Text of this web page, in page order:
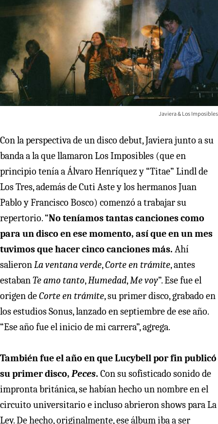
Javiera & Los Imposibles
Con la perspectiva de un disco debut, Javiera junto a su
banda a la que llamaron Los Imposibles (que en
principio tenía a Álvaro Henríquez y “Titae” Lindl de
Los Tres, además de Cuti Aste y los hermanos Juan
Pablo y Francisco Bosco) comenzó a trabajar su
repertorio. “No teníamos tantas canciones como
para un disco en ese momento, así que en un mes
tuvimos que hacer cinco canciones más. Ahí
salieronLa ventana verde,Corte en trámite, antes
estabanTe amo tanto,Humedad,Me voy”. Ese fue el
origen deCorte en trámite, su primer disco, grabado en
los estudios Sonus, lanzado en septiembre de ese año.
“Ese año fue el inicio de mi carrera”, agrega.
También fue el año en que Lucybell por fin publicó
su primer disco, Peces. Con su sofisticado sonido de
impronta británica, se habían hecho un nombre en el
circuito universitario e incluso abrieron shows para La
Ley. De hecho, originalmente, ese álbum iba a ser